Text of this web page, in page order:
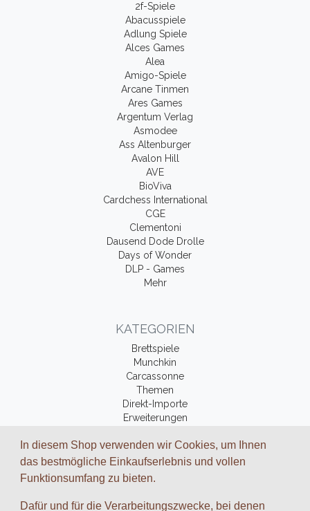
2f-Spiele
Abacusspiele
Adlung Spiele
Alces Games
Alea
Amigo-Spiele
Arcane Tinmen
Ares Games
Argentum Verlag
Asmodee
Ass Altenburger
Avalon Hill
AVE
BioViva
Cardchess International
CGE
Clementoni
Dausend Dode Drolle
Days of Wonder
DLP - Games
Mehr
KATEGORIEN
Brettspiele
Munchkin
Carcassonne
Themen
Direkt-Importe
Erweiterungen
Zubehör
In diesem Shop verwenden wir Cookies, um Ihnen
das bestmögliche Einkaufserlebnis und vollen
Funktionsumfang zu bieten.
Dafür und für die Verarbeitungszwecke, bei denen